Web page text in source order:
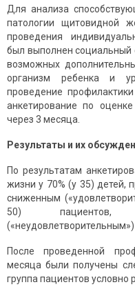
Для анализа
патологии щитовидной
проведения
был выполнен социальный
возможных
организм ребенка и
проведение
анкетирование по
через 3 месяца.
Результаты и их
По результатам
жизни у 70% (у 35) детей,
сниженным
50) пациентов,
(«неудовлетворительным»)
После проведенной
месяца были получены
группа пациентов условно